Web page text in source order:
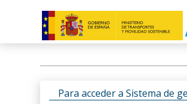
Para acceder a Sistema de